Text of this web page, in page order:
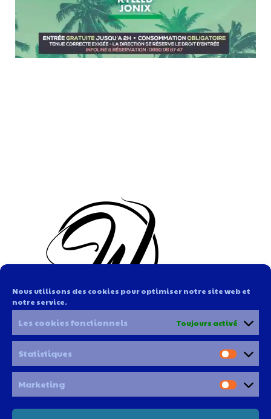
Nous utilisons des cookies pour optimiser notre site web et
notre service.
Les cookies fonctionnels Toujours activé
Statistiques
Marketing